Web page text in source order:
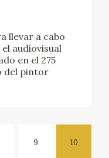
llevar a cabo
audiovisual
en el 275
del pintor
9 10